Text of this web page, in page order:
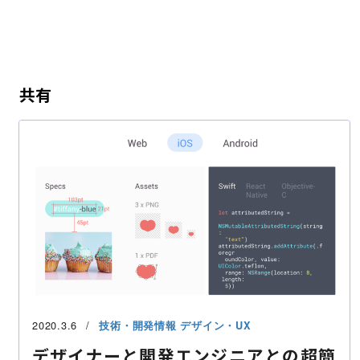
共有
2020.3.6 技術・開発情報デザイン・UX